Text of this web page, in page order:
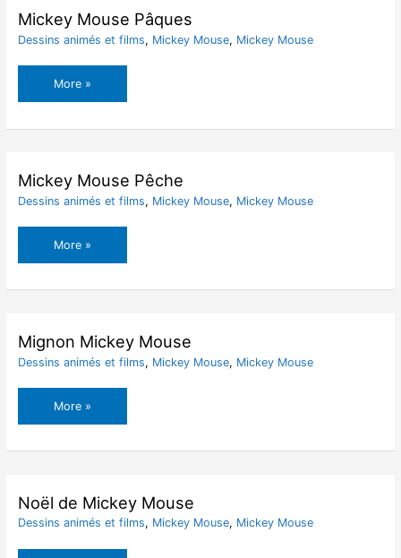
Pizza
Mickey Mouse Pâques
Dessins animés et films, Mickey Mouse, Mickey Mouse
Mickey
Mouse
More »
Mickey Mouse Pêche
Dessins animés et films, Mickey Mouse, Mickey Mouse
Mickey
Mouse
More »
Mignon Mickey Mouse
Dessins animés et films, Mickey Mouse, Mickey Mouse
Mignon
Mickey
More »
Noël de Mickey Mouse
Dessins animés et films, Mickey Mouse, Mickey Mouse